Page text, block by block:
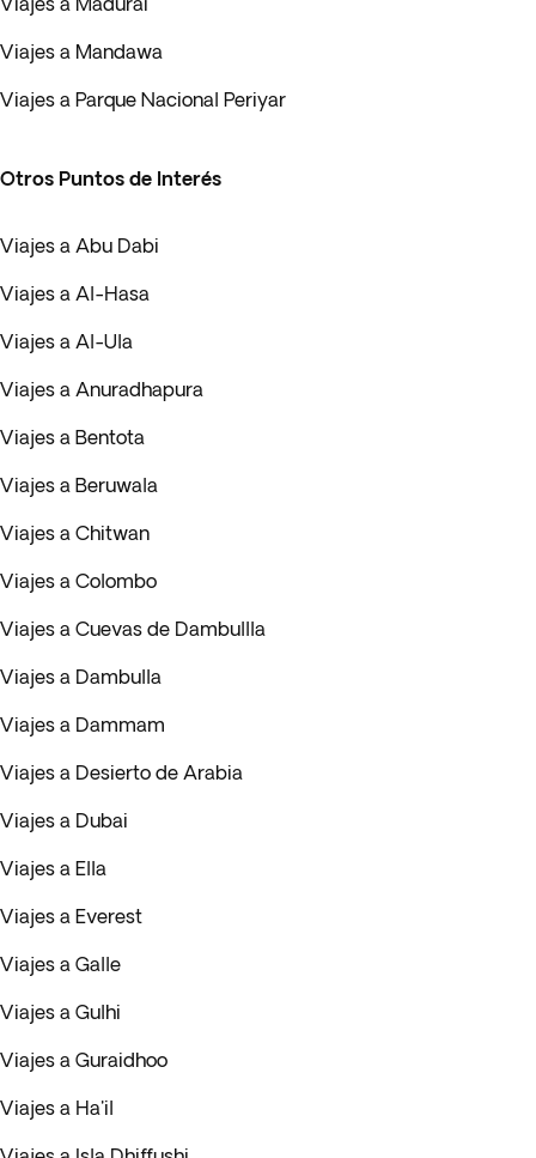
Viajes a Mandawa
Viajes a Parque Nacional Periyar
Otros Puntos de Interés
Viajes a Abu Dabi
Viajes a Al-Hasa
Viajes a Al-Ula
Viajes a Anuradhapura
Viajes a Bentota
Viajes a Beruwala
Viajes a Chitwan
Viajes a Colombo
Viajes a Cuevas de Dambullla
Viajes a Dambulla
Viajes a Dammam
Viajes a Desierto de Arabia
Viajes a Dubai
Viajes a Ella
Viajes a Everest
Viajes a Galle
Viajes a Gulhi
Viajes a Guraidhoo
Viajes a Ha'il